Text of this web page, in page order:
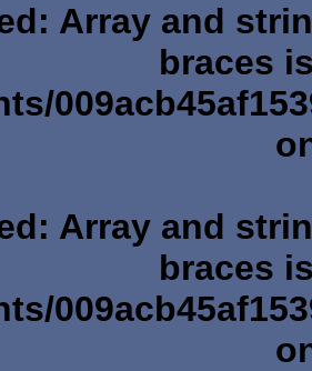
: Array and
braces
: Array and
braces